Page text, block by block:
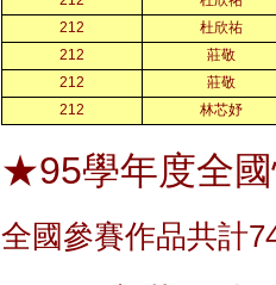
212
杜欣祐
212
莊敬
212
莊敬
212
林芯妤
★95學年度全國
全國參賽作品共計